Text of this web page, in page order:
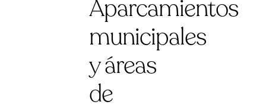
Aparcamientos
municipales
y áreas
de